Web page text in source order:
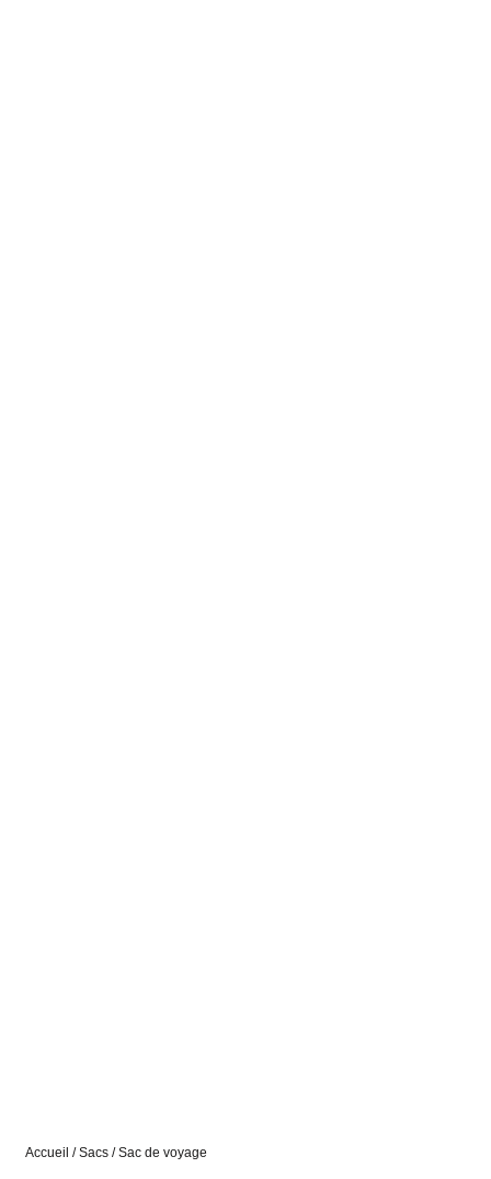
Accueil /Sacs / Sac de voyage